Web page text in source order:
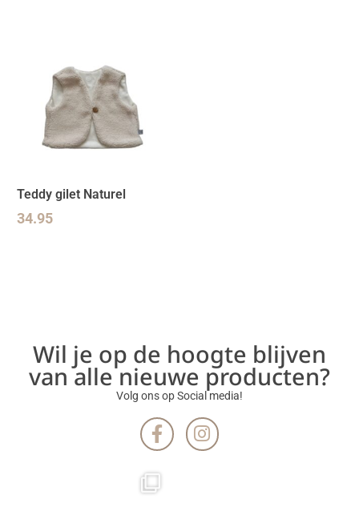
Teddy gilet Naturel
34.95
Wil je op de hoogte blijven
van alle nieuwe producten?
Volg ons op Social media!